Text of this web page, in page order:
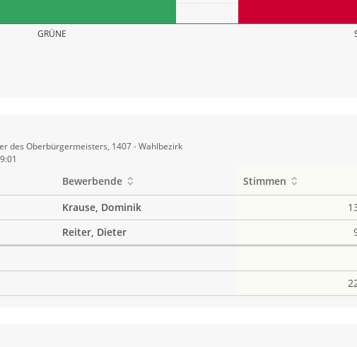
GRÜNE
des Oberbürgermeisters, 1407 - Wahlbezirk
Bewerbende Stimmen
Krause, Dominik
Reiter, Dieter